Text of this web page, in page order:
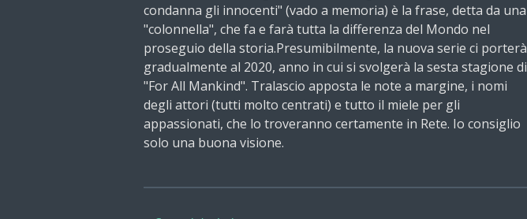
condanna gli innocenti" (vado a memoria) è la frase, detta da una
"colonnella", che fa e farà tutta la differenza del Mondo nel
proseguio della storia.Presumibilmente, la nuova serie ci porterà
gradualmente al 2020, anno in cui si svolgerà la sesta stagione di
"For All Mankind". Tralascio apposta le note a margine, i nomi
degli attori (tutti molto centrati) e tutto il miele per gli
appassionati, che lo troveranno certamente in Rete. Io consiglio
solo una buona visione.